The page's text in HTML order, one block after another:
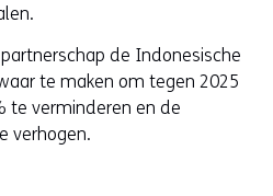
de Indonesische
te maken om tegen 2025
te verminderen en de
verhogen.